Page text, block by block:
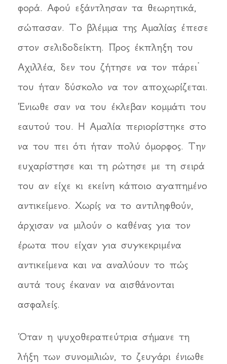
φορά. Αφού εξάντλησαν τα θεωρητικά,
σώπασαν. Το βλέμμα της Αμαλίας έπεσε
στον σελιδοδείκτη. Προς έκπληξη του
Αχιλλέα, δεν του ζήτησε να τον πάρει˙
του ήταν δύσκολο να τον αποχωρίζεται.
Ένιωθε σαν να του έκλεβαν κομμάτι του
εαυτού του. Η Αμαλία περιορίστηκε στο
να του πει ότι ήταν πολύ όμορφος. Την
ευχαρίστησε και τη ρώτησε με τη σειρά
του αν είχε κι εκείνη κάποιο αγαπημένο
αντικείμενο. Χωρίς να το αντιληφθούν,
άρχισαν να μιλούν ο καθένας για τον
έρωτα που είχαν για συγκεκριμένα
αντικείμενα και να αναλύουν το πώς
αυτά τους έκαναν να αισθάνονται
ασφαλείς.
Όταν η ψυχοθεραπεύτρια σήμανε τη
λήξη των συνομιλιών, το ζευγάρι ένιωθε